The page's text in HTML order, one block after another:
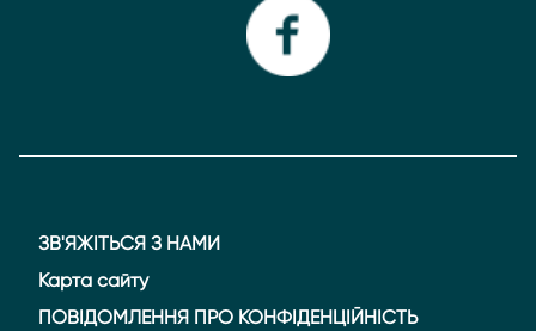
ЗВ'ЯЖІТЬСЯ З НАМИ
Карта сайту
ПОВІДОМЛЕННЯ ПРО КОНФІДЕНЦІЙНІСТЬ